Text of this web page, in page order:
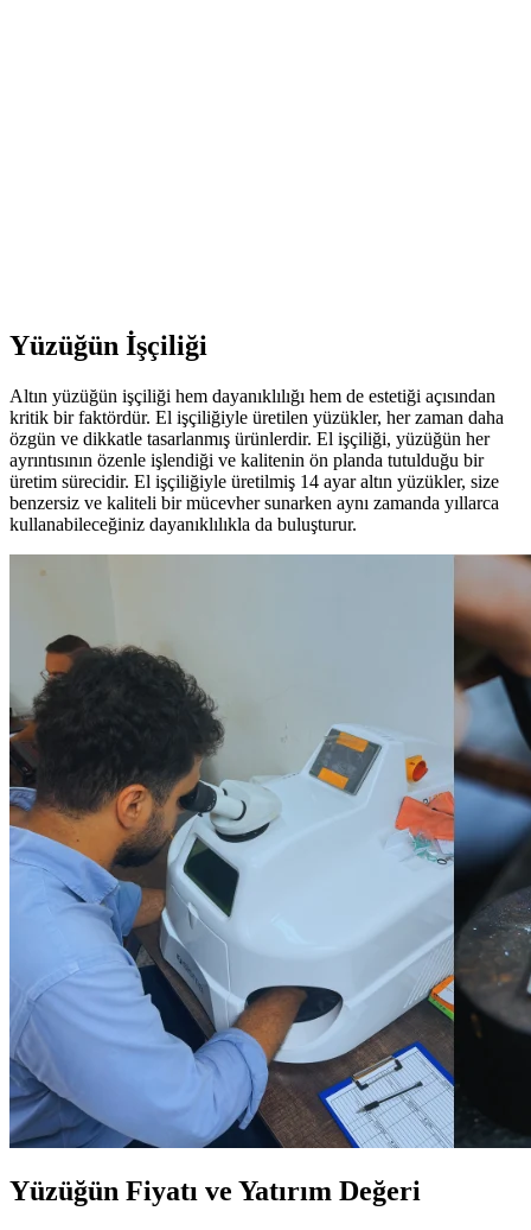
Yüzüğün İşçiliği
Altın yüzüğün işçiliği hem dayanıklılığı hem de estetiği açısından
kritik bir faktördür. El işçiliğiyle üretilen yüzükler, her zaman daha
özgün ve dikkatle tasarlanmış ürünlerdir. El işçiliği, yüzüğün her
ayrıntısının özenle işlendiği ve kalitenin ön planda tutulduğu bir
üretim sürecidir. El işçiliğiyle üretilmiş 14 ayar altın yüzükler, size
benzersiz ve kaliteli bir mücevher sunarken aynı zamanda yıllarca
kullanabileceğiniz dayanıklılıkla da buluşturur.
Yüzüğün Fiyatı ve Yatırım Değeri